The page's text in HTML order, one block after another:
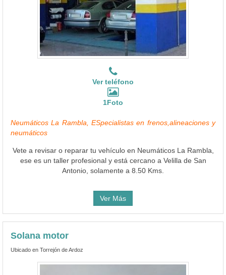
Ver teléfono
1Foto
Neumáticos La Rambla, ESpecialistas en frenos,alineaciones y
neumáticos
Vete a revisar o reparar tu vehículo en Neumáticos La Rambla,
ese es un taller profesional y está cercano a Velilla de San
Antonio, solamente a 8.50 Kms.
Ver Más
Solana motor
Ubicado en Torrejón de Ardoz